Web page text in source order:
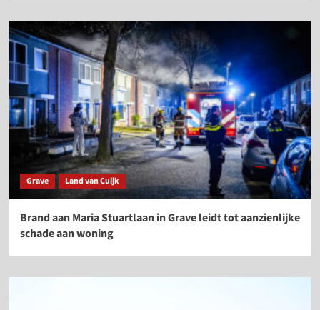
Grave Land van Cuijk
Brand aan Maria Stuartlaan in Grave leidt tot aanzienlijke
schade aan woning